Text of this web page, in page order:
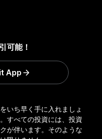
いち早く手に入れましょ
すべての投資には、投資
が伴います。そのような
可能！
App